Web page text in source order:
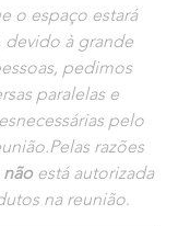
o espaço estará
à grande
pedimos
paralelas e
pelo
razões
não está autorizada
na reunião.